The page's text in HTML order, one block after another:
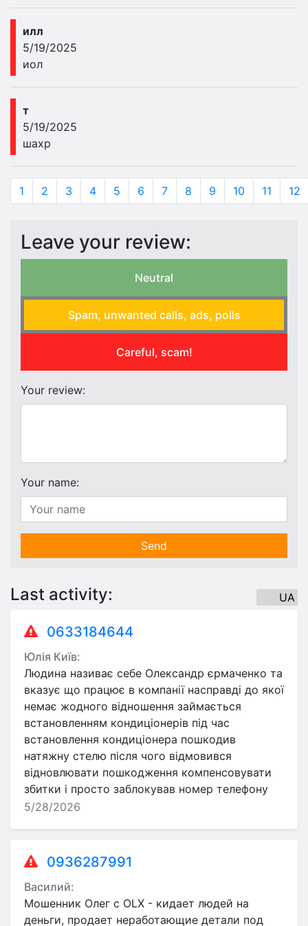
илл
5/19/2025
иол
т
5/19/2025
шахр
1 2 3 4 5 6 7 8 9 10 11 12
Leave your review:
Neutral
Spam, unwanted calls, ads, polls
Careful, scam!
Your review:
Your name:
Send
Last activity: UA
0633184644
Юлія Київ:
Людина називає себе Олександр єрмаченко та
вказує що працює в компанії насправді до якої
немає жодного відношення займається
встановленням кондиціонерів під час
встановлення кондиціонера пошкодив
натяжну стелю після чого відмовився
відновлювати пошкодження компенсовувати
збитки і просто заблокував номер телефону
5/28/2026
0936287991
Василий:
Мошенник Олег с OLX - кидает людей на
деньги, продает неработающие детали под